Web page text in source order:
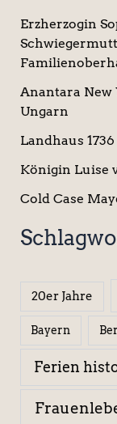
Erzherzogin
Anantara New
Ungarn
Landhaus
Königin Luise
Cold Case
20er Jahre
Bayern
Ferien